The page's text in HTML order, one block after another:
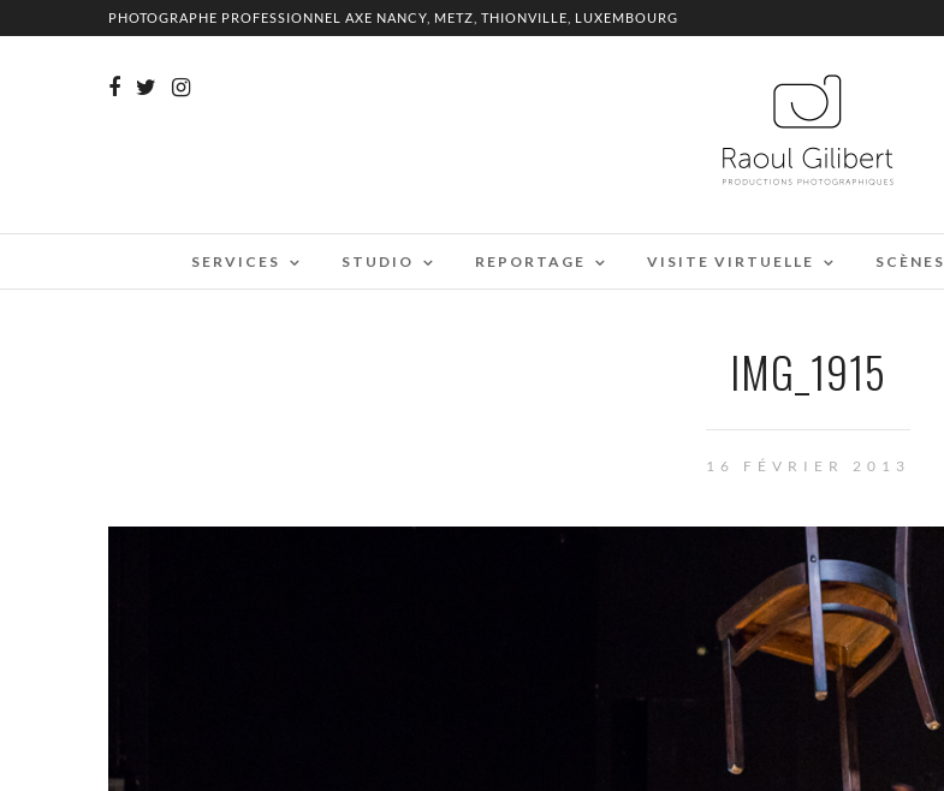
PHOTOGRAPHE PROFESSIONNEL AXE NANCY, METZ, THIONVILLE, LUXEMBOURG
SERVICES STUDIO REPORTAGE VISITE VIRTUELLE SCÈNES
IMG_1915
16 FÉVRIER 2013